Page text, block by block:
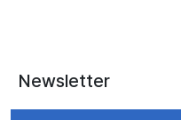
Newsletter